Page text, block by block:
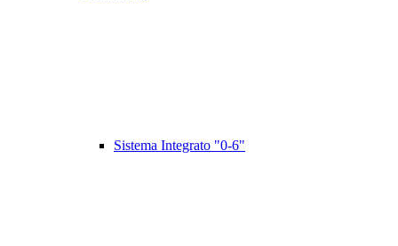
Sistema Integrato "0-6"